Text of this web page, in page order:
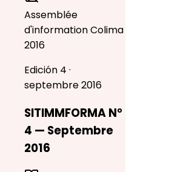
Assemblée
d'information Colima
2016
Edición 4 ·
septembre 2016
SITIMMFORMA N°
4 — Septembre
2016